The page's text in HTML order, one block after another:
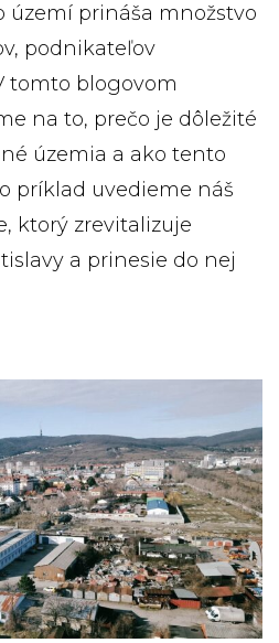
území prináša množstvo
podnikateľov
tomto blogovom
na to, prečo je dôležité
územia a ako tento
príklad uvedieme náš
ktorý zrevitalizuje
a prinesie do nej